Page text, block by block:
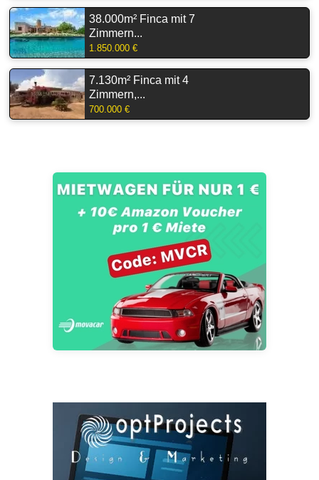
38.000m² Finca mit 7
Zimmern...
1.850.000 €
7.130m² Finca mit 4
Zimmern,...
700.000 €